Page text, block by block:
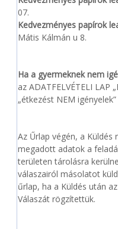
07.
Kedvezményes papírok
Mátis Kálmán u 8.
Ha a gyermeknek nem
az ADATFELVÉTELI LAP
„étkezést NEM
Az Űrlap végén, a
megadott adatok a
területen tárolásra
válaszairól másolatot
űrlap, ha a Küldés után
Válaszát rögzítettük.